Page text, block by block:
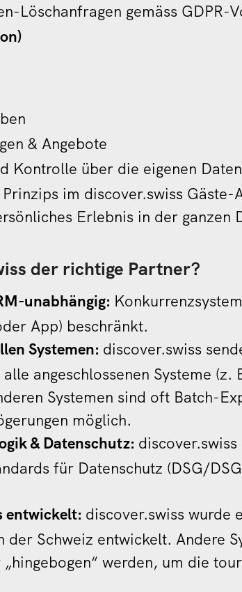
Löschanfragen gemäss GDPR-
& Angebote
Kontrolle über die eigenen
im discover.swiss Gäste-
Erlebnis in der ganzen
der richtige Partner?
unabhängig:
App) beschränkt.
Systemen: discover.swiss
angeschlossenen Systeme (z.
Systemen sind oft Batch-
möglich.
& Datenschutz:
für Datenschutz (DSG/
entwickelt: discover.swiss wurde
der Schweiz entwickelt. Andere
werden, um die